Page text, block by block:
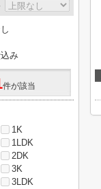
み
件が該当
1K
1LDK
2DK
3K
3LDK